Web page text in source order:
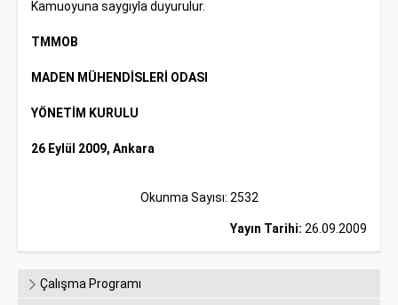
Kamuoyuna saygıyla duyurulur.
TMMOB
MADEN MÜHENDİSLERİ ODASI
YÖNETİM KURULU
26 Eylül 2009, Ankara
Okunma Sayısı: 2532
Yayın Tarihi: 26.09.2009
Çalışma Programı